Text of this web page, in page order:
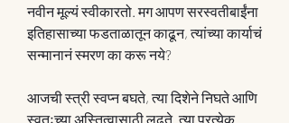
नवीन मूल्यं स्वीकारतो. मग आपण सरस्वतीबाईंना
इतिहासाच्या फडताळातून काढून, त्यांच्या कार्याचं
सन्मानानं स्मरण का करू नये?
आजची स्त्री स्वप्न बघते, त्या दिशेने निघते आणि
स्वतःच्या अस्तित्वासाठी लढते. त्या प्रत्येक